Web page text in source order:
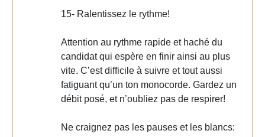
15- Ralentissez le rythme!
Attention au rythme rapide et haché du
candidat qui espère en finir ainsi au plus
vite. C’est difficile à suivre et tout aussi
fatiguant qu’un ton monocorde. Gardez un
débit posé, et n’oubliez pas de respirer!
Ne craignez pas les pauses et les blancs: